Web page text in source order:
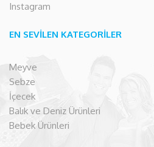
Instagram
EN SEVİLEN KATEGORİLER
Meyve
Sebze
İçecek
Balık ve Deniz Ürünleri
Bebek Ürünleri